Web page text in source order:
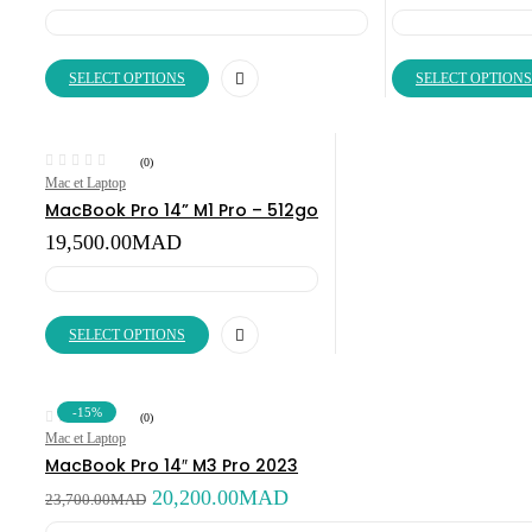
1,400,000.00MAD
SELECT OPTIONS SELECT OPTIONS
(0)
Mac et Laptop
MacBook Pro 14” M1 Pro – 512go
19,500.00MAD
SELECT OPTIONS
-15% (0)
Mac et Laptop
MacBook Pro 14″ M3 Pro 2023
23,700.00MAD Original
20,200.00MADCurrent